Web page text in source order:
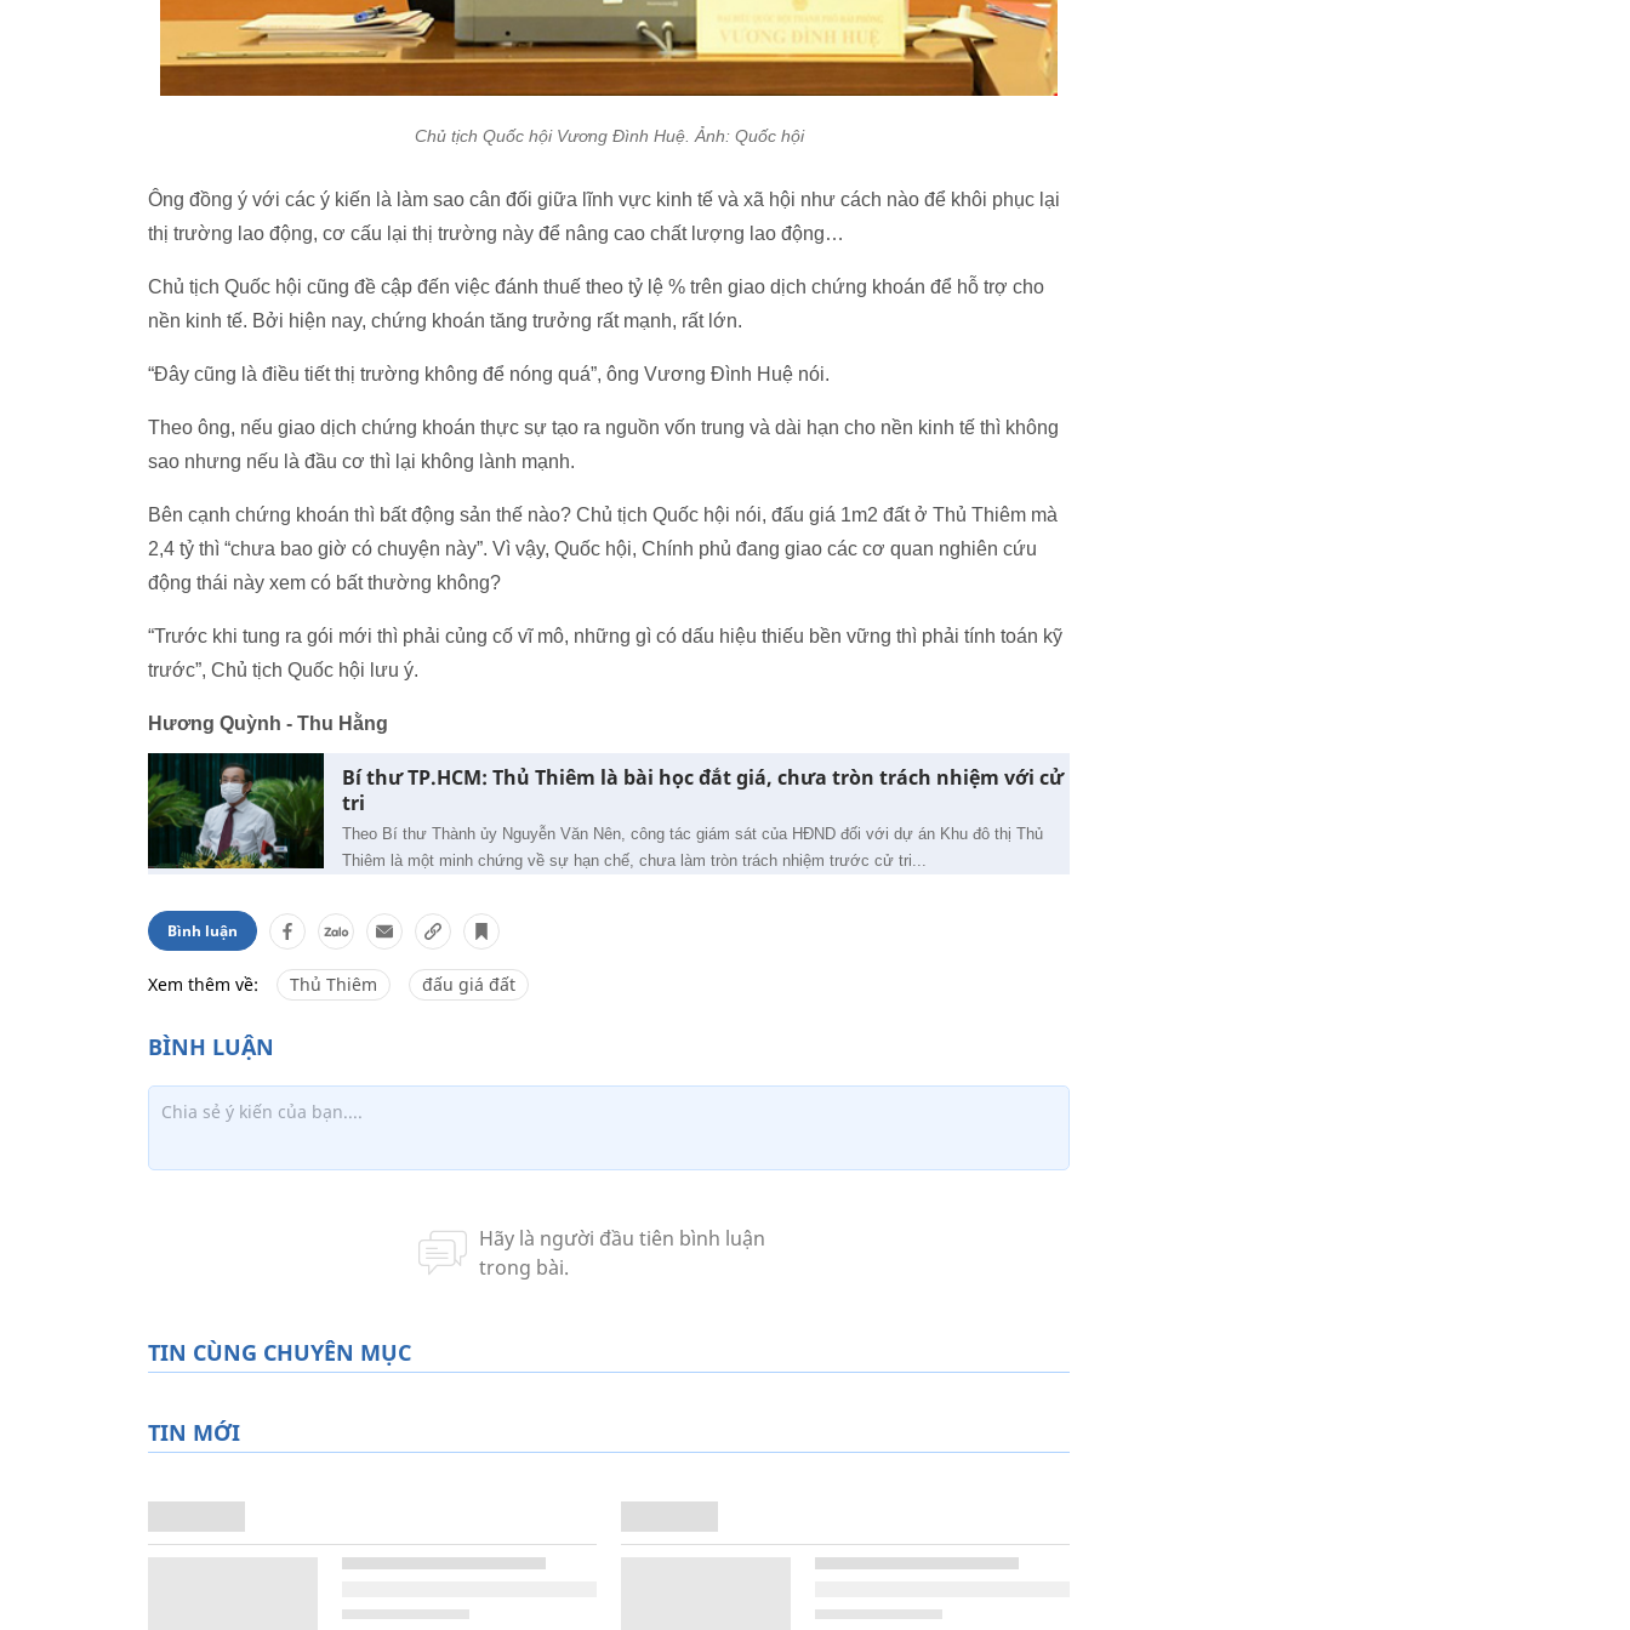
Chủ tịch Quốc hội Vương Đình Huệ. Ảnh: Quốc hội
Ông đồng ý với các ý kiến là làm sao cân đối giữa lĩnh vực kinh tế và xã hội như cách nào để khôi phục lại
thị trường lao động, cơ cấu lại thị trường này để nâng cao chất lượng lao động…
Chủ tịch Quốc hội cũng đề cập đến việc đánh thuế theo tỷ lệ % trên giao dịch chứng khoán để hỗ trợ cho
nền kinh tế. Bởi hiện nay, chứng khoán tăng trưởng rất mạnh, rất lớn.
“Đây cũng là điều tiết thị trường không để nóng quá”, ông Vương Đình Huệ nói.
Theo ông, nếu giao dịch chứng khoán thực sự tạo ra nguồn vốn trung và dài hạn cho nền kinh tế thì không
sao nhưng nếu là đầu cơ thì lại không lành mạnh.
Bên cạnh chứng khoán thì bất động sản thế nào? Chủ tịch Quốc hội nói, đấu giá 1m2 đất ở Thủ Thiêm mà
2,4 tỷ thì “chưa bao giờ có chuyện này”. Vì vậy, Quốc hội, Chính phủ đang giao các cơ quan nghiên cứu
động thái này xem có bất thường không?
“Trước khi tung ra gói mới thì phải củng cố vĩ mô, những gì có dấu hiệu thiếu bền vững thì phải tính toán kỹ
trước”, Chủ tịch Quốc hội lưu ý.
Hương Quỳnh - Thu Hằng
Bí thư TP.HCM: Thủ Thiêm là bài học đắt giá, chưa tròn trách nhiệm với cử
tri
Theo Bí thư Thành ủy Nguyễn Văn Nên, công tác giám sát của HĐND đối với dự án Khu đô thị Thủ
Thiêm là một minh chứng về sự hạn chế, chưa làm tròn trách nhiệm trước cử tri...
Bình luận
Xem thêm về: Thủ Thiêm đấu giá đất
TIN CÙNG CHUYÊN MỤC
TIN MỚI